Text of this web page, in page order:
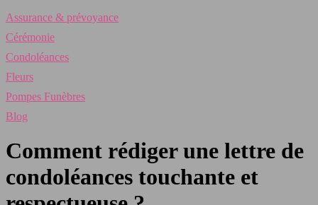
Assurance & prévoyance
Cérémonie
Condoléances
Fleurs
Pompes Funèbres
Blog
Comment rédiger une lettre de
condoléances touchante et